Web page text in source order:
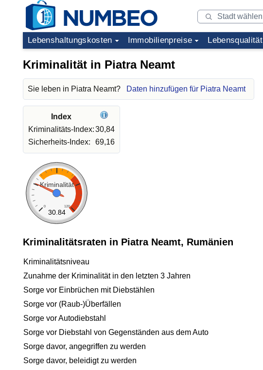
Lebenshaltungskosten Immobilienpreise Lebensqualität
Kriminalität in Piatra Neamt
Sie leben in Piatra Neamt? Daten hinzufügen für Piatra Neamt
Index
Kriminalitäts-Index:30,84
Sicherheits-Index:
69,16
Kriminalität
0 120
30.84
Kriminalitätsraten in Piatra Neamt, Rumänien
Kriminalitätsniveau
Zunahme der Kriminalität in den letzten 3 Jahren
Sorge vor Einbrüchen mit Diebstählen
Sorge vor (Raub-)Überfällen
Sorge vor Autodiebstahl
Sorge vor Diebstahl von Gegenständen aus dem Auto
Sorge davor, angegriffen zu werden
Sorge davor, beleidigt zu werden